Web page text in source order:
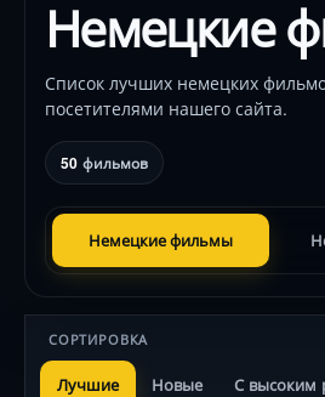
Немецкие
Список лучших немецких
посетителями нашего сайта.
50 фильмов
Немецкие фильмы
СОРТИРОВКА
Лучшие Новые С высоким